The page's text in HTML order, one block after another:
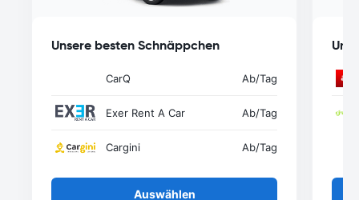
Unsere besten Schnäppchen
CarQ Ab/Tag
Exer Rent A Car Ab/Tag
Cargini Ab/Tag
Auswählen